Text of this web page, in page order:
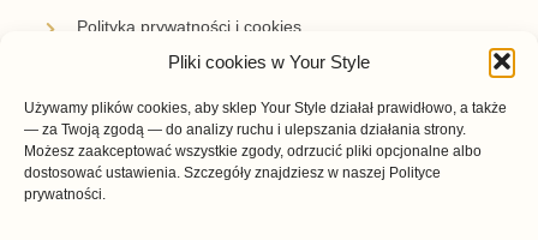
Pliki cookies w Your Style
Używamy plików cookies, aby sklep Your Style działał prawidłowo, a także
— za Twoją zgodą — do analizy ruchu i ulepszania działania strony.
Możesz zaakceptować wszystkie zgody, odrzucić pliki opcjonalne albo
dostosować ustawienia. Szczegóły znajdziesz w naszej Polityce
prywatności.
Polityka prywatności i cookies
Zapisz się i bądź z nami na bieżąco.
Otrzymuj informacje o nowościach, promocjach i
inspiracjach przygotowanych przez Your Style.